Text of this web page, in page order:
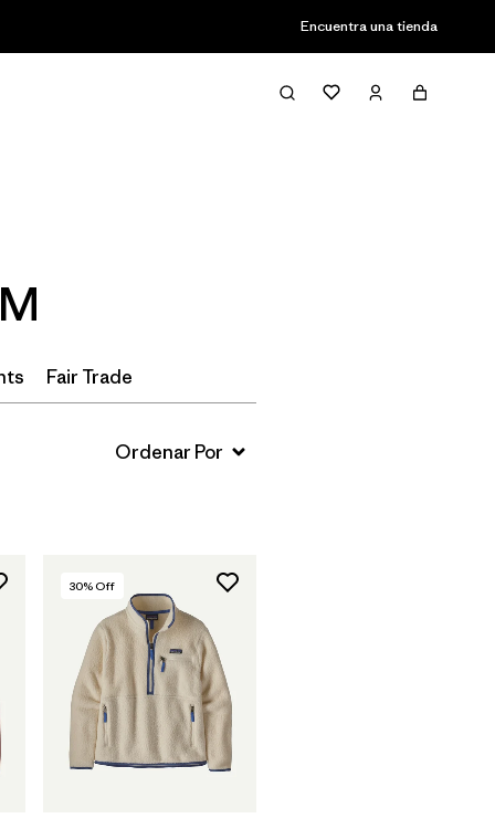
Encuentra una tienda
Filter & Sort
Fair Trade
30% Off